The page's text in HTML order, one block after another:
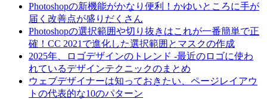
Photoshopの新機能がかなり便利！かゆいところに手が
届く改善点が盛りだくさん
Photoshopの選択範囲や切り抜きはこれが一番簡単で正
確！CC 2021で進化した選択範囲とマスクの作成
2025年、ロゴデザインのトレンド -最近のロゴに使わ
れているデザインテクニックのまとめ
ウェブデザイナーは知っておきたい、ページレイアウ
トの代表的な10のパターン